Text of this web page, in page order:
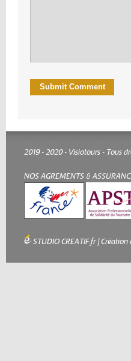
2019 - 2020 - Visiotours - Tous
NOS AGREMENTS &
STUDIO CREATIF.fr|Création